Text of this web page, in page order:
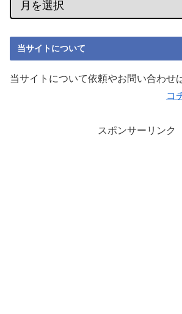
当サイトについて
当サイトについて依頼やお問い合わせ
コ
スポンサーリンク